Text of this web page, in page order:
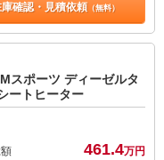
確認・見積依頼（無料）
スポーツ ディーゼルタ
ートヒーター
461.4万円